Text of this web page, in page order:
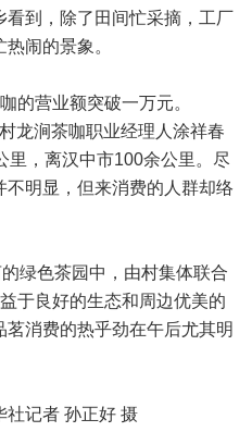
到，除了田间忙采摘，工厂
闹的景象。
的营业额突破一万元。
龙涧茶咖职业经理人涂祥春
里，离汉中市100余公里。尽
明显，但来消费的人群却络
绿色茶园中，由村集体联合
于良好的生态和周边优美的
消费的热乎劲在午后尤其明
社记者 孙正好 摄